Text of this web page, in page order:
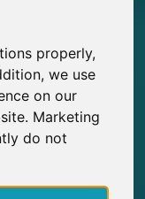
properly,
we use
on our
Marketing
do not
en